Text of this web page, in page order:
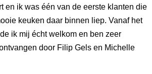
en ik was één van de eerste klanten die
keuken daar binnen liep. Vanaf het
ik mij écht welkom en ben zeer
door Filip Gels en Michelle